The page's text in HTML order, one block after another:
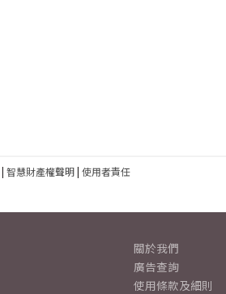
| 智慧財產權聲明| 使用者責任
關於我們
廣告查詢
使用條款及細則